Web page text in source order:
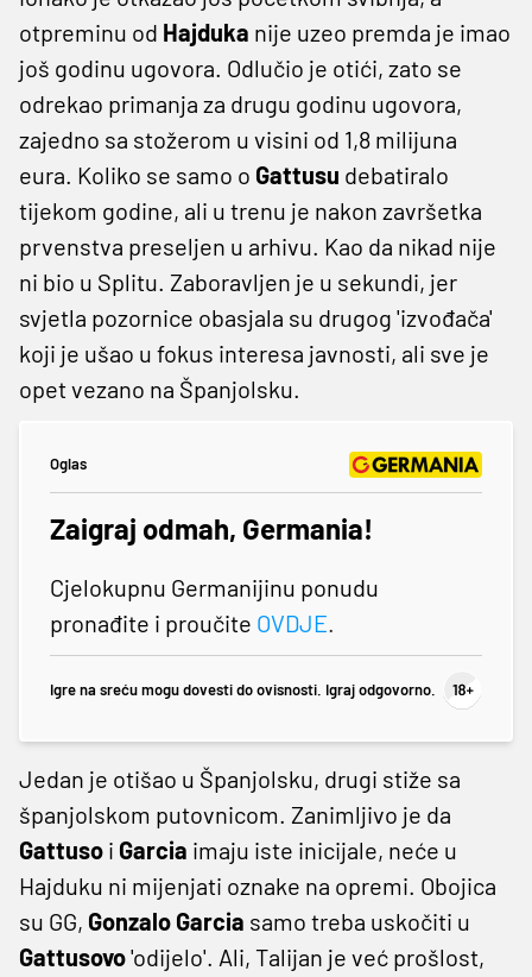
otpreminu od Hajduka nije uzeo premda je imao
još godinu ugovora. Odlučio je otići, zato se
odrekao primanja za drugu godinu ugovora,
zajedno sa stožerom u visini od 1,8 milijuna
eura. Koliko se samo o Gattusu debatiralo
tijekom godine, ali u trenu je nakon završetka
prvenstva preseljen u arhivu. Kao da nikad nije
ni bio u Splitu. Zaboravljen je u sekundi, jer
svjetla pozornice obasjala su drugog 'izvođača'
koji je ušao u fokus interesa javnosti, ali sve je
opet vezano na Španjolsku.
Oglas
Zaigraj odmah, Germania!
Cjelokupnu Germanijinu ponudu
pronađite i proučite OVDJE.
Igre na sreću mogu dovesti do ovisnosti. Igraj odgovorno.
Jedan je otišao u Španjolsku, drugi stiže sa
španjolskom putovnicom. Zanimljivo je da
Gattuso i Garcia imaju iste inicijale, neće u
Hajduku ni mijenjati oznake na opremi. Obojica
su GG, Gonzalo Garcia samo treba uskočiti u
Gattusovo'odijelo'. Ali, Talijan je već prošlost,